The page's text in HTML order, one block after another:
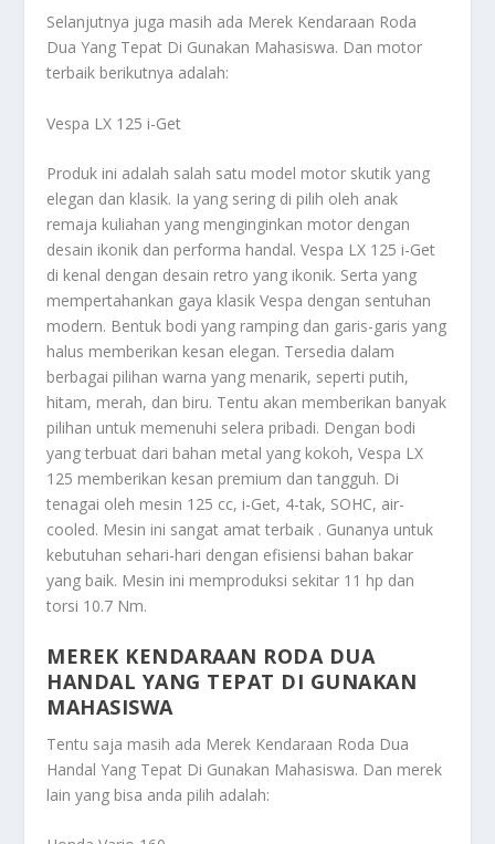
Selanjutnya juga masih ada Merek Kendaraan Roda
Dua Yang Tepat Di Gunakan Mahasiswa. Dan motor
terbaik berikutnya adalah:
Vespa LX 125 i-Get
Produk ini adalah salah satu model motor skutik yang
elegan dan klasik. Ia yang sering di pilih oleh anak
remaja kuliahan yang menginginkan motor dengan
desain ikonik dan performa handal. Vespa LX 125 i-Get
di kenal dengan desain retro yang ikonik. Serta yang
mempertahankan gaya klasik Vespa dengan sentuhan
modern. Bentuk bodi yang ramping dan garis-garis yang
halus memberikan kesan elegan. Tersedia dalam
berbagai pilihan warna yang menarik, seperti putih,
hitam, merah, dan biru. Tentu akan memberikan banyak
pilihan untuk memenuhi selera pribadi. Dengan bodi
yang terbuat dari bahan metal yang kokoh, Vespa LX
125 memberikan kesan premium dan tangguh. Di
tenagai oleh mesin 125 cc, i-Get, 4-tak, SOHC, air-
cooled. Mesin ini sangat amat terbaik . Gunanya untuk
kebutuhan sehari-hari dengan efisiensi bahan bakar
yang baik. Mesin ini memproduksi sekitar 11 hp dan
torsi 10.7 Nm.
MEREK KENDARAAN RODA DUA
HANDAL YANG TEPAT DI GUNAKAN
MAHASISWA
Tentu saja masih ada Merek Kendaraan Roda Dua
Handal Yang Tepat Di Gunakan Mahasiswa. Dan merek
lain yang bisa anda pilih adalah: